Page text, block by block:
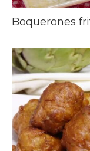
Boquerones